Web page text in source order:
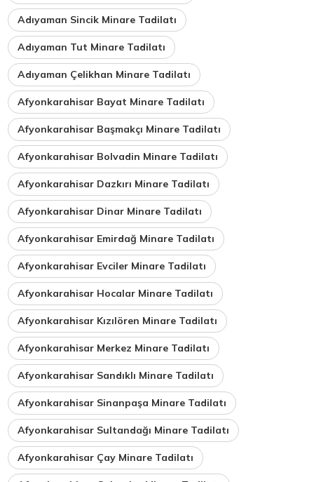
Adıyaman Sincik Minare Tadilatı
Adıyaman Tut Minare Tadilatı
Adıyaman Çelikhan Minare Tadilatı
Afyonkarahisar Bayat Minare Tadilatı
Afyonkarahisar Başmakçı Minare Tadilatı
Afyonkarahisar Bolvadin Minare Tadilatı
Afyonkarahisar Dazkırı Minare Tadilatı
Afyonkarahisar Dinar Minare Tadilatı
Afyonkarahisar Emirdağ Minare Tadilatı
Afyonkarahisar Evciler Minare Tadilatı
Afyonkarahisar Hocalar Minare Tadilatı
Afyonkarahisar Kızılören Minare Tadilatı
Afyonkarahisar Merkez Minare Tadilatı
Afyonkarahisar Sandıklı Minare Tadilatı
Afyonkarahisar Sinanpaşa Minare Tadilatı
Afyonkarahisar Sultandağı Minare Tadilatı
Afyonkarahisar Çay Minare Tadilatı